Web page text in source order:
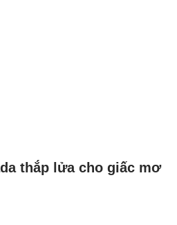
thắp lửa cho giấc mơ